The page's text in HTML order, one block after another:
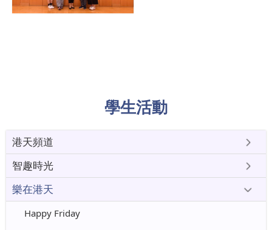
學生活動
港天頻道
智趣時光
樂在港天
Happy Friday